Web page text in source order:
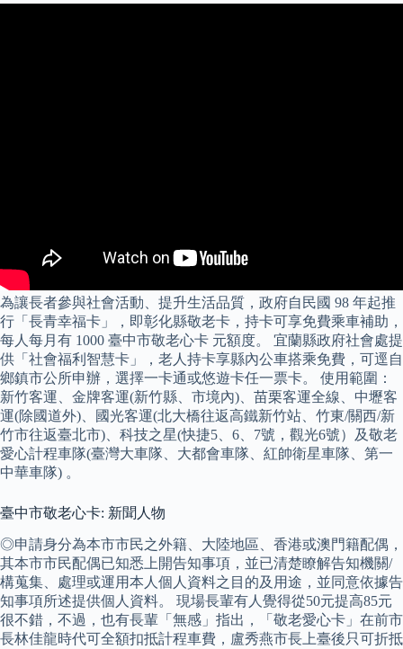
為讓長者參與社會活動、提升生活品質，政府自民國 98 年起推
行「長青幸福卡」，即彰化縣敬老卡，持卡可享免費乘車補助，
每人每月有 1000 臺中市敬老心卡 元額度。 宜蘭縣政府社會處提
供「社會福利智慧卡」，老人持卡享縣內公車搭乘免費，可逕自
鄉鎮市公所申辦，選擇一卡通或悠遊卡任一票卡。 使用範圍：
新竹客運、金牌客運(新竹縣、市境內)、苗栗客運全線、中壢客
運(除國道外)、國光客運(北大橋往返高鐵新竹站、竹東/關西/新
竹市往返臺北市)、科技之星(快捷5、6、7號，觀光6號）及敬老
愛心計程車隊(臺灣大車隊、大都會車隊、紅帥衛星車隊、第一
中華車隊) 。
臺中市敬老心卡: 新聞人物
◎申請身分為本市市民之外籍、大陸地區、香港或澳門籍配偶，
其本市市民配偶已知悉上開告知事項，並已清楚瞭解告知機關/
構蒐集、處理或運用本人個人資料之目的及用途，並同意依據告
知事項所述提供個人資料。 現場長輩有人覺得從50元提高85元
很不錯，不過，也有長輩「無感」指出，「敬老愛心卡」在前市
長林佳龍時代可全額扣抵計程車費，盧秀燕市長上臺後只可折抵